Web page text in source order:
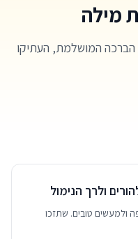
מילה
הברכה המושלמת, העתיקו
ולרך הנימול
ולמעשים טובים. שתזכו